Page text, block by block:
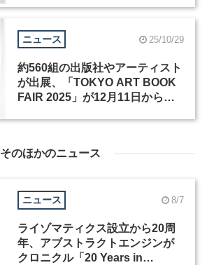
ニュース 25/10/29
約560組の出版社やアーティスト
が出展、「TOKYO ART BOOK
FAIR 2025」が12月11日から開
そのほかのニュース
ニュース 8/7
ライゾマティクス設立から20周
年、アブストラクトエンジンが
クロニクル「20 Years in